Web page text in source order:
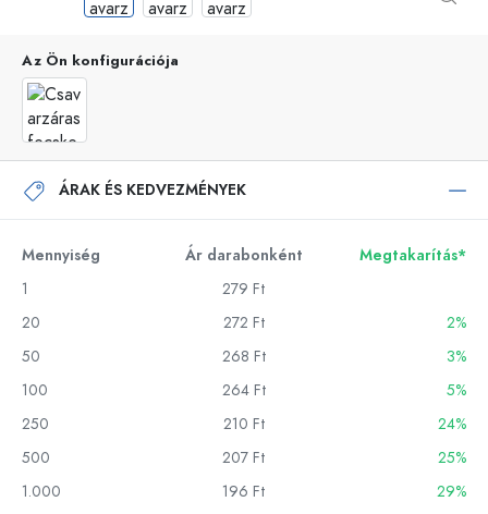
Az Ön konfigurációja
ÁRAK ÉS KEDVEZMÉNYEK
Mennyiség Ár darabonként
Megtakarítás*
1
279 Ft
20
272 Ft
2%
50
268 Ft
3%
100
264 Ft
5%
250
210 Ft
24%
500
207 Ft
25%
1.000
196 Ft
29%